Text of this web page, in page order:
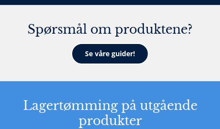
Spørsmål om produktene?
Se våre guider!
Lagertømming på utgående
produkter